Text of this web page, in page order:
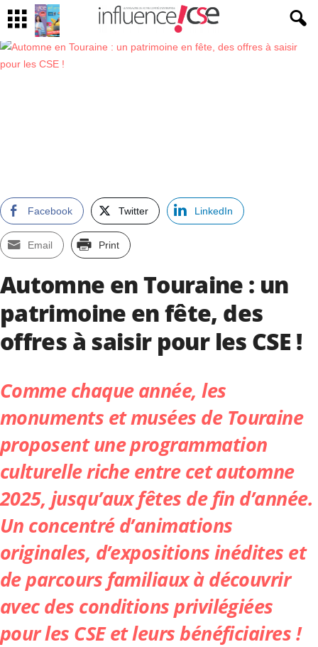
Facebook Twitter LinkedIn
Email Print
Automne en Touraine : un
patrimoine en fête, des
offres à saisir pour les CSE !
Comme chaque année, les
monuments et musées de Touraine
proposent une programmation
culturelle riche entre cet automne
2025, jusqu’aux fêtes de fin d’année.
Un concentré d’animations
originales, d’expositions inédites et
de parcours familiaux à découvrir
avec des conditions privilégiées
pour les CSE et leurs bénéficiaires !